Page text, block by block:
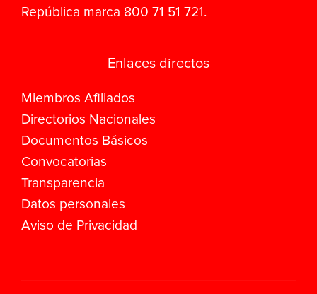
República marca 800 71 51 721.
Enlaces directos
Miembros Afiliados
Directorios Nacionales
Documentos Básicos
Convocatorias
Transparencia
Datos personales
Aviso de Privacidad